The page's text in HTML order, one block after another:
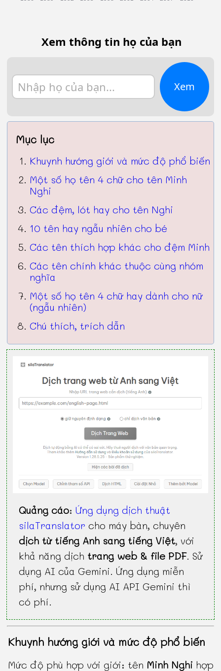
Xem thông tin họ của bạn
Xem
Mục lục
Khuynh hướng giới và mức độ phổ biến
Một số họ tên 4 chữ cho tên Minh
Nghi
Các đệm, lót hay cho tên Nghi
10 tên hay ngẫu nhiên cho bé
Các tên thích hợp khác cho đệm Minh
Các tên chính khác thuộc cùng nhóm
nghĩa
Một số họ tên 4 chữ hay dành cho nữ
(ngẫu nhiên)
Chú thích, trích dẫn
Quảng cáo:Ứng dụng dịch thuật
silaTranslator cho máy bàn, chuyên
dịch từ tiếng Anh sang tiếng Việt, với
khả năng dịch trang web & file PDF. Sử
dụng AI của Gemini. Ứng dụng miễn
phí, nhưng sử dụng AI API Gemini thì
có phí.
Khuynh hướng giới và mức độ phổ biến
Mức độ phù hợp với giới: tên Minh Nghi hợp